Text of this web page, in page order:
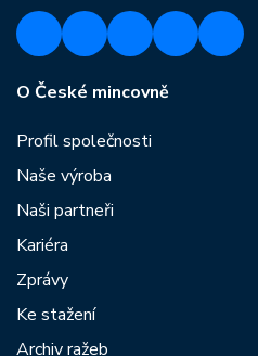
O České mincovně
Profil společnosti
Naše výroba
Naši partneři
Kariéra
Zprávy
Ke stažení
Archiv ražeb